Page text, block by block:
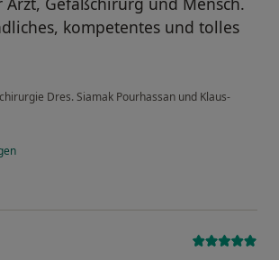
kompetentes und tolles
Dres. Siamak Pourhassan und Klaus-